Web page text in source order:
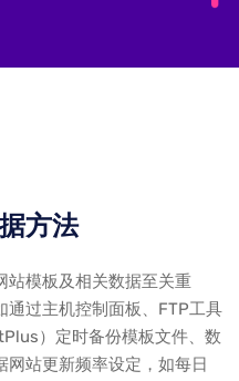
方法
站模板及相关数据至关重
通过主机控制面板、FTP工具
）定时备份模板文件、数
站更新频率设定，如每日